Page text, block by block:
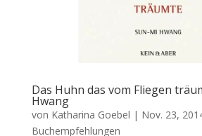
Das Huhn das vom Fliegen
Hwang
von Katharina Goebel | Nov. 23,
Buchempfehlungen